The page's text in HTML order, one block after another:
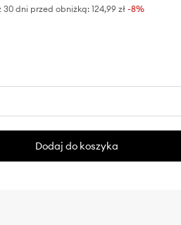
30 dni przed obniżką: 124,99 zł -8%
Dodaj do koszyka